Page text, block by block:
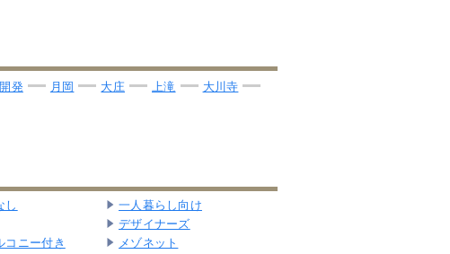
開発 月岡 大庄 上滝
大川寺
し
一人暮らし向け
デザイナーズ
コニー付き
メゾネット